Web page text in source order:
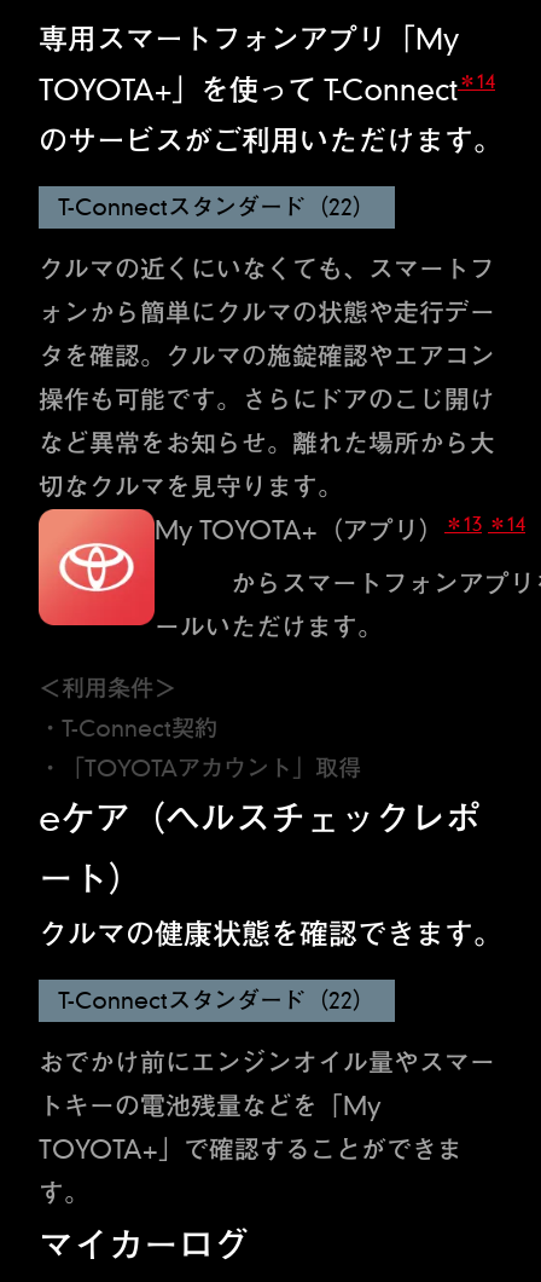
専用スマートフォンアプリ「My
TOYOTA+」を使って T-Connect＊14
のサービスがご利用いただけます。
T-Connectスタンダード（22）
クルマの近くにいなくても、スマートフ
ォンから簡単にクルマの状態や走行デー
タを確認。クルマの施錠確認やエアコン
操作も可能です。さらにドアのこじ開け
など異常をお知らせ。離れた場所から大
切なクルマを見守ります。
My TOYOTA+（アプリ）
＊13 ＊14
からスマートフォンアプ
ールいただけます。
＜利用条件＞
・T-Connect契約
・「TOYOTAアカウント」取得
eケア（ヘルスチェックレポ
ート）
クルマの健康状態を確認できます。
T-Connectスタンダード（22）
おでかけ前にエンジンオイル量やスマー
トキーの電池残量などを「My
TOYOTA+」で確認することができま
す。
マイカーログ